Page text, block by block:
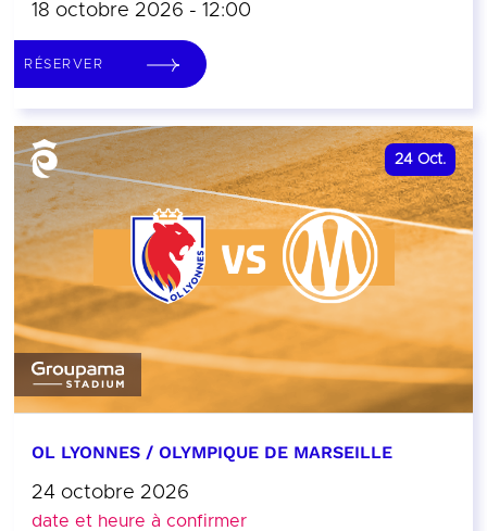
18 octobre 2026 - 12:00
RÉSERVER
24 Oct.
OL LYONNES / OLYMPIQUE DE MARSEILLE
24 octobre 2026
date et heure à confirmer